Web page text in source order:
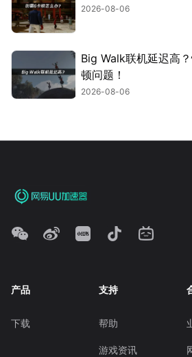
2026-08-06
Big Walk联机延迟高
顿问题！
2026-08-06
产品
下载
支持
帮助
游戏资讯